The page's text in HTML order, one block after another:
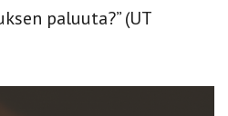
paluuta?” (UT